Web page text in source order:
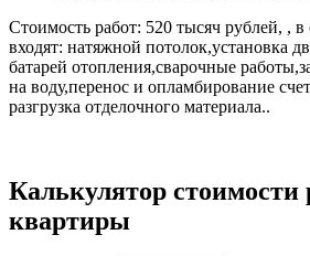
Стоимость работ: 520 тысяч рублей, , в
входят: натяжной потолок,установка
батарей отопления,сварочные
на воду,перенос и опламбирование
разгрузка отделочного материала..
Калькулятор стоимости
квартиры